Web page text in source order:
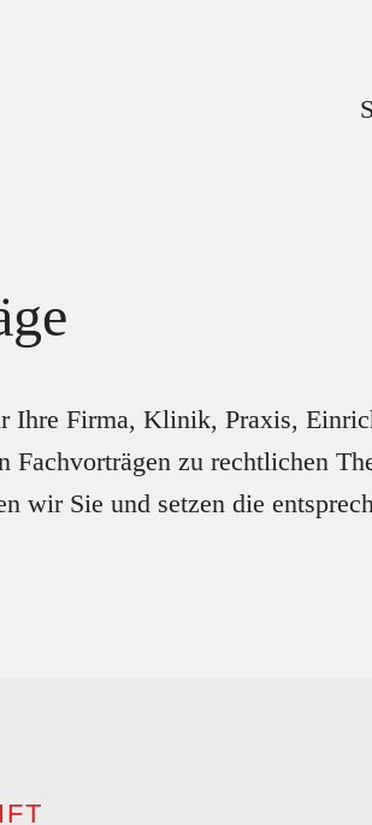
Ihre Firma, Klinik, Praxis,
Fachvorträgen zu rechtlichen
wir Sie und setzen die